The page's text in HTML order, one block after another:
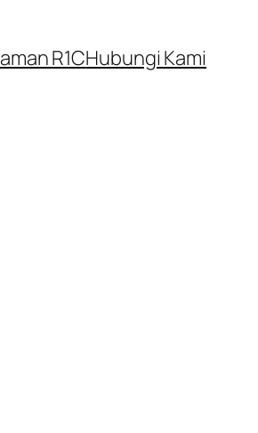
R1CHubungi Kami